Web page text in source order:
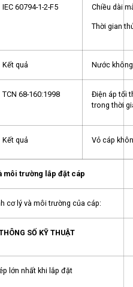
IEC 60794-1-2-F5 Chiều dài
Thời gian
Kết quả Nước
TCN 68-160:1998
Điện áp tối
trong thời
Kết quả Vỏ cáp
môi trường lắp đặt cáp
cơ lý và môi trường của cáp:
SỐ KỸ THUẬT
lớn nhất khi lắp đặt